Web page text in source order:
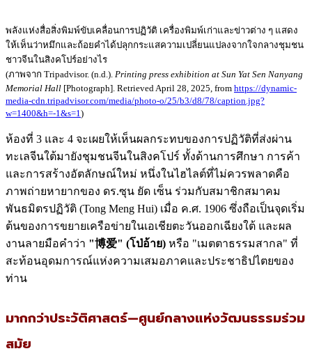
พลังแห่งสื่อสิ่งพิมพ์ขับเคลื่อนการปฏิวัติ เครื่องพิมพ์เก่าและข่าวต่าง ๆ แสดง
ให้เห็นว่าหมึกและถ้อยคำได้ปลุกกระแสความเปลี่ยนแปลงจากใจกลางชุมชน
ชาวจีนในสิงคโปร์อย่างไร
(ภาพจาก Tripadvisor. (n.d.). Printing press exhibition at Sun Yat Sen Nanyang
Memorial Hall [Photograph]. Retrieved April 28, 2025, from https://dynamic-
media-cdn.tripadvisor.com/media/photo-o/25/b3/d8/78/caption.jpg?
w=1400&h=-1&s=1)
ห้องที่ 3 และ 4 จะเผยให้เห็นผลกระทบของการปฏิวัติที่ส่งผ่าน
ทะเลจีนใต้มายังชุมชนจีนในสิงคโปร์ ทั้งด้านการศึกษา การค้า
และการสร้างอัตลักษณ์ใหม่ หนึ่งในไฮไลต์ที่ไม่ควรพลาดคือ
ภาพถ่ายหายากของ ดร.ซุน ยัด เซ็น ร่วมกับสมาชิกสมาคม
พันธมิตรปฏิวัติ (Tong Meng Hui) เมื่อ ค.ศ. 1906 ซึ่งถือเป็นจุดเริ่ม
ต้นของการขยายเครือข่ายในเอเชียตะวันออกเฉียงใต้ และผล
งานลายมือคำว่า "博爱" (โป่อ้าย) หรือ "เมตตาธรรมสากล" ที่
สะท้อนอุดมการณ์แห่งความเสมอภาคและประชาธิปไตยของ
ท่าน
มากกว่าประวัติศาสตร์—ศูนย์กลางแห่งวัฒนธรรมร่วม
สมัย